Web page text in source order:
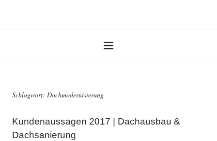
Schlagwort: Dachmodernisierung
Kundenaussagen 2017 | Dachausbau &
Dachsanierung